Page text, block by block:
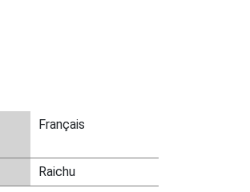
Français
Raichu